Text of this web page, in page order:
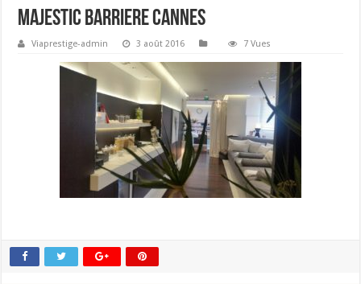
majestic barriere cannes
Viaprestige-admin 3 août 2016 7 Vues